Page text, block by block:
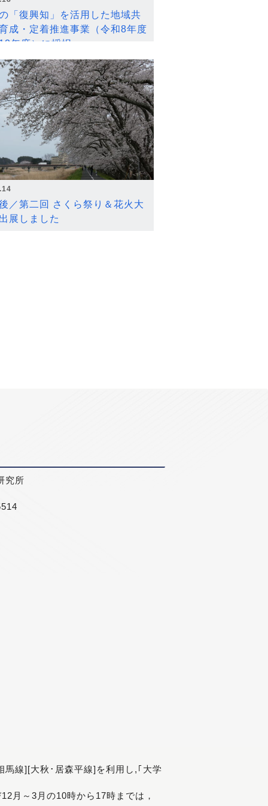
「復興知」を活用した地域共
成・定着推進事業（令和8年度
年度）に採択
／第二回 さくら祭り＆花火大
展しました
究所
線][大秋･居森平線]を利用し,｢大学
月～3月の10時から17時までは，